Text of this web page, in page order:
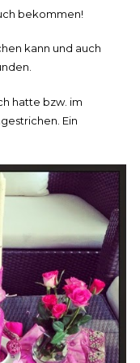
#3
Tisch
Deko
bekommen!
kann und auch
hatte bzw. im
Ein